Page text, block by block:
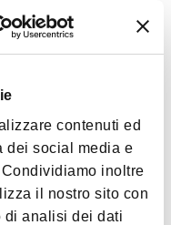
contenuti ed
dei social media e
inoltre
il nostro sito con
di analisi dei dati
secondo piano del